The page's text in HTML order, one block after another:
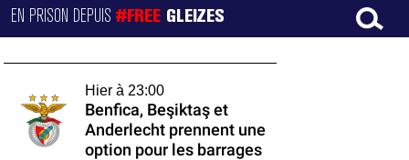
EN PRISON DEPUIS#FREE GLEIZES
Hier à 23:00
Benfica, Beşiktaş et
Anderlecht prennent une
option pour les barrages